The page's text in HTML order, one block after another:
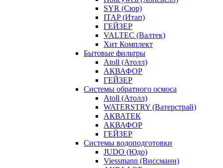
SYR (Сюр)
ITAP (Итап)
ГЕЙЗЕР
VALTEC (Валтек)
Хит Комплект
Бытовые фильтры
Atoll (Атолл)
АКВАФОР
ГЕЙЗЕР
Системы обратного осмоса
Atoll (Атолл)
WATERSTRY (Ватерстрай)
АКВАТЕК
АКВАФОР
ГЕЙЗЕР
Системы водоподготовки
JUDO (Юдо)
Viessmann (Виссманн)